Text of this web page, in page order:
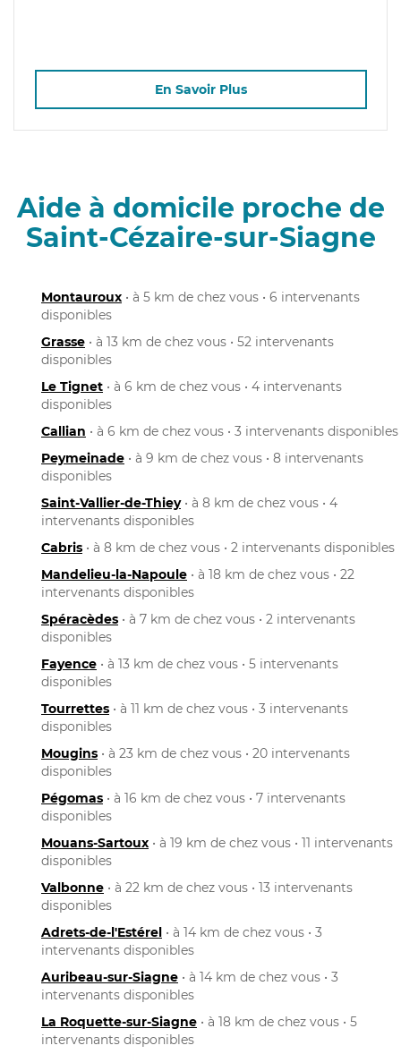
En Savoir Plus
Aide à domicile proche de
Saint-Cézaire-sur-Siagne
Montauroux • à 5 km de chez vous • 6 intervenants
disponibles
Grasse • à 13 km de chez vous • 52 intervenants
disponibles
Le Tignet • à 6 km de chez vous • 4 intervenants
disponibles
Callian • à 6 km de chez vous • 3 intervenants disponibles
Peymeinade • à 9 km de chez vous • 8 intervenants
disponibles
Saint-Vallier-de-Thiey• à 8 km de chez vous • 4
intervenants disponibles
Cabris • à 8 km de chez vous • 2 intervenants disponibles
Mandelieu-la-Napoule • à 18 km de chez vous • 22
intervenants disponibles
Spéracèdes • à 7 km de chez vous • 2 intervenants
disponibles
Fayence • à 13 km de chez vous • 5 intervenants
disponibles
Tourrettes • à 11 km de chez vous • 3 intervenants
disponibles
Mougins • à 23 km de chez vous • 20 intervenants
disponibles
Pégomas • à 16 km de chez vous • 7 intervenants
disponibles
Mouans-Sartoux • à 19 km de chez vous • 11 intervenants
disponibles
Valbonne • à 22 km de chez vous • 13 intervenants
disponibles
Adrets-de-l'Estérel • à 14 km de chez vous • 3
intervenants disponibles
Auribeau-sur-Siagne • à 14 km de chez vous • 3
intervenants disponibles
La Roquette-sur-Siagne • à 18 km de chez vous • 5
intervenants disponibles